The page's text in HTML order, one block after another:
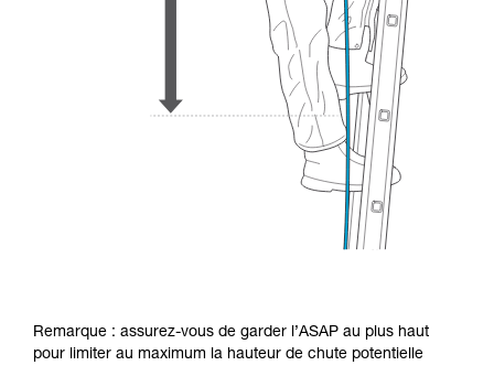
Remarque : assurez-vous de garder l’ASAP au plus haut
pour limiter au maximum la hauteur de chute potentielle